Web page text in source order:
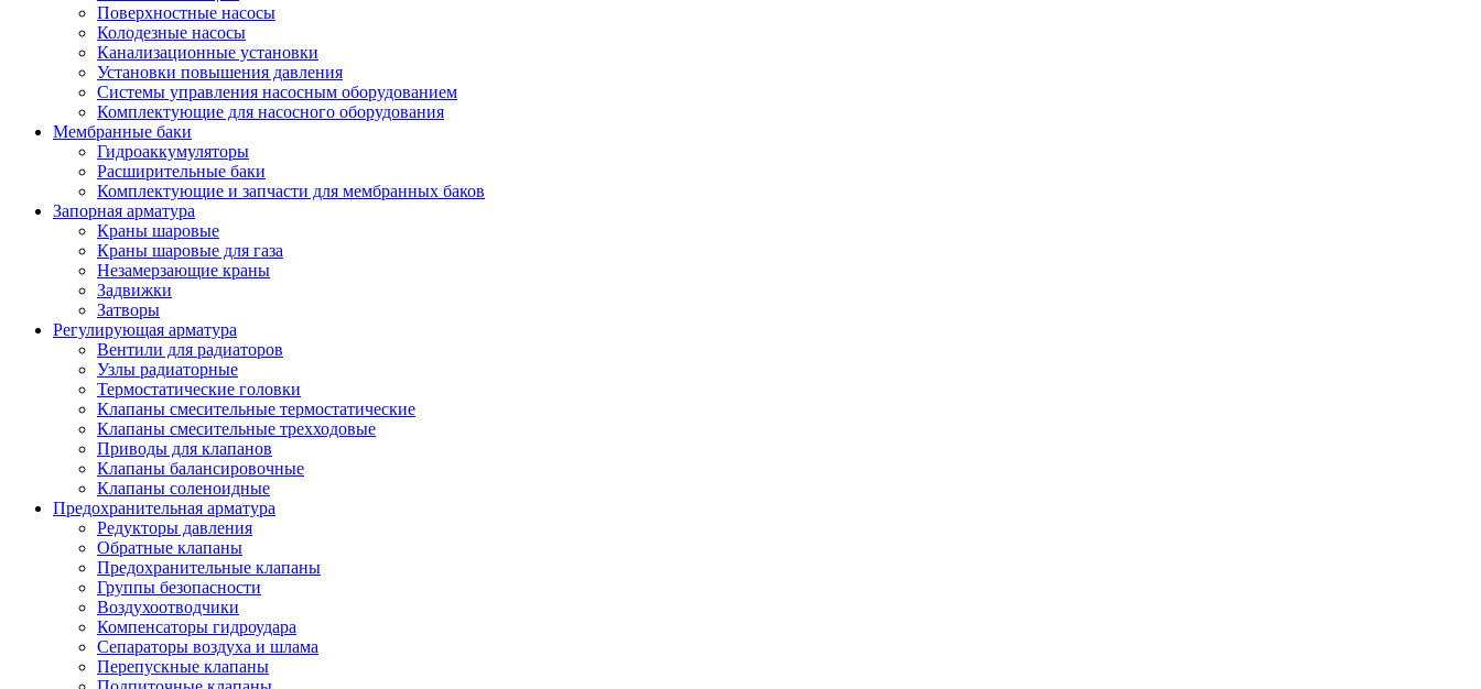
Поверхностные насосы
Колодезные насосы
Канализационные установки
Установки повышения давления
Системы управления насосным оборудованием
Комплектующие для насосного оборудования
Мембранные баки
Гидроаккумуляторы
Расширительные баки
Комплектующие и запчасти для мембранных баков
Запорная арматура
Краны шаровые
Краны шаровые для газа
Незамерзающие краны
Задвижки
Затворы
Регулирующая арматура
Вентили для радиаторов
Узлы радиаторные
Термостатические головки
Клапаны смесительные термостатические
Клапаны смесительные трехходовые
Приводы для клапанов
Клапаны балансировочные
Клапаны соленоидные
Предохранительная арматура
Редукторы давления
Обратные клапаны
Предохранительные клапаны
Группы безопасности
Воздухоотводчики
Компенсаторы гидроудара
Сепараторы воздуха и шлама
Перепускные клапаны